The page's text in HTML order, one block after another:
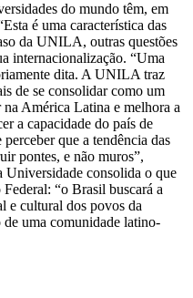
do mundo têm, em
é uma característica das
da UNILA, outras questões
internacionalização. “Uma
dita. A UNILA traz
de se consolidar como um
América Latina e melhora a
a capacidade do país de
que a tendência das
pontes, e não muros”,
consolida o que
“o Brasil buscará a
e cultural dos povos da
uma comunidade latino-